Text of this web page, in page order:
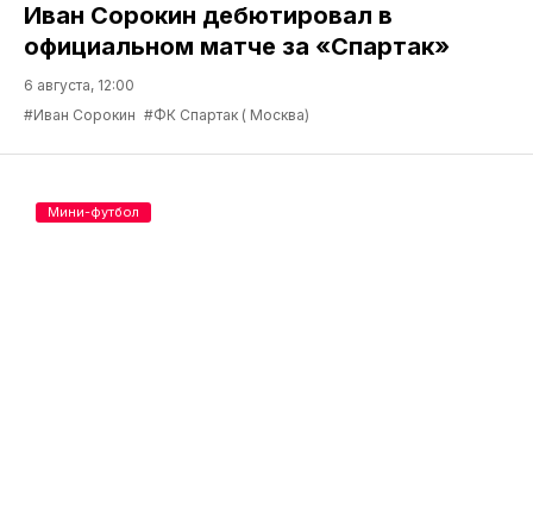
Иван Сорокин дебютировал в
официальном матче за «Спартак»
6 августа, 12:00
#Иван Сорокин #ФК Спартак ( Москва)
Мини-футбол